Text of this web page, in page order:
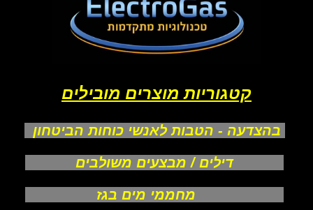
קטגוריות מוצרים מובילים
בהצדעה - הטבות לאנשי כוחות הביטחון
דילים / מבצעים משולבים
מחממי מים בגז